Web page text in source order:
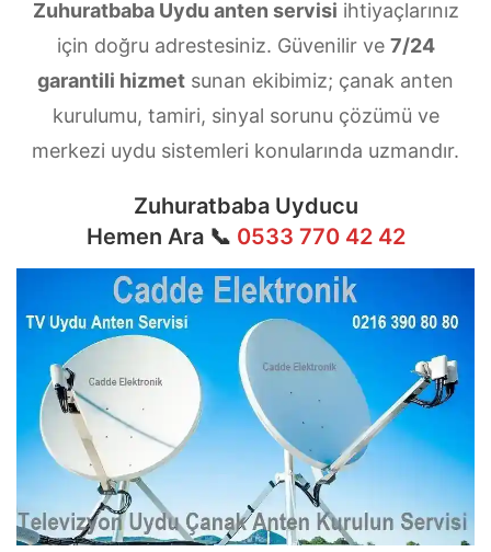
Zuhuratbaba Uydu anten servisi ihtiyaçlarınız
için doğru adrestesiniz. Güvenilir ve 7/24
garantili hizmet sunan ekibimiz; çanak anten
kurulumu, tamiri, sinyal sorunu çözümü ve
merkezi uydu sistemleri konularında uzmandır.
Zuhuratbaba Uyducu
Hemen Ara 📞 0533 770 42 42